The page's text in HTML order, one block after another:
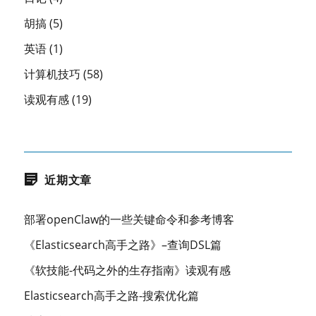
胡搞(5)
英语(1)
计算机技巧 (58)
读观有感(19)
近期文章
部署openClaw的一些关键命令和参考博客
《Elasticsearch高手之路》–查询DSL篇
《软技能-代码之外的生存指南》读观有感
Elasticsearch高手之路-搜索优化篇